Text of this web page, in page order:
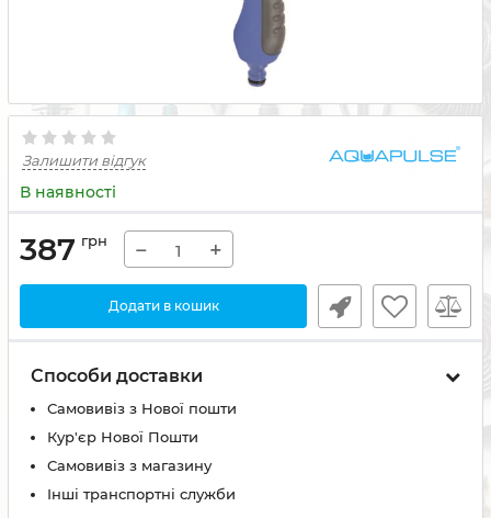
Залишити відгук
В наявності
387 грн − +
Додати в кошик
Способи доставки
Самовивіз з Нової пошти
Кур'єр Нової Пошти
Самовивіз з магазину
Інші транспортні служби